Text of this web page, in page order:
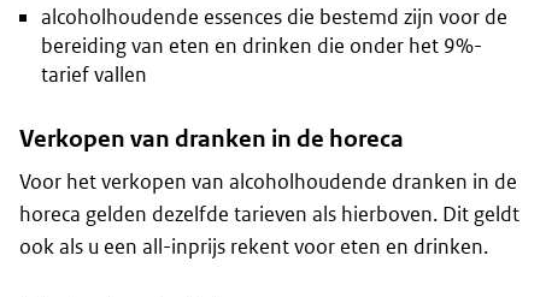
alcoholhoudende essences die bestemd zijn voor de
bereiding van eten en drinken die onder het 9%-
tarief vallen
Verkopen van dranken in de horeca
Voor het verkopen van alcoholhoudende dranken in de
horeca gelden dezelfde tarieven als hierboven. Dit geldt
ook als u een all-inprijs rekent voor eten en drinken.